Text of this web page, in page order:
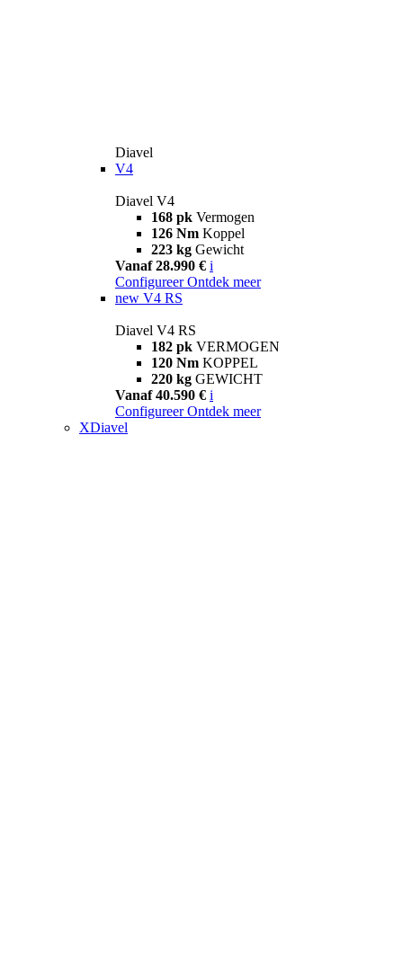
Diavel
V4
Diavel V4
168 pk Vermogen
126 Nm Koppel
223 kg Gewicht
Vanaf 28.990 € i
Configureer Ontdek meer
new V4 RS
Diavel V4 RS
182 pk VERMOGEN
120 Nm KOPPEL
220 kg GEWICHT
Vanaf 40.590 € i
Configureer Ontdek meer
XDiavel